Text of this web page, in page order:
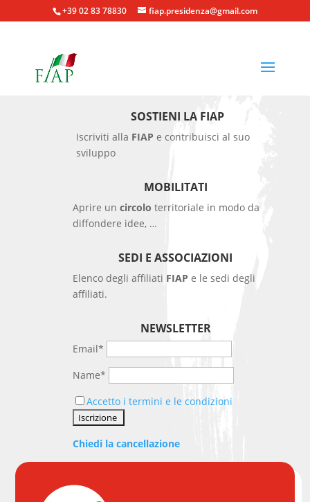
+39 02 83 78830 fiap.presidenza@gmail.com
SOSTIENI LA FIAP
Iscriviti alla FIAP e contribuisci al suo
sviluppo
MOBILITATI
Aprire un circolo territoriale in modo da
diffondere idee, …
SEDI E ASSOCIAZIONI
Elenco degli affiliati FIAP e le sedi degli
affiliati.
NEWSLETTER
Email*
Name*
Accetto i termini e le condizioni
Chiedi la cancellazione